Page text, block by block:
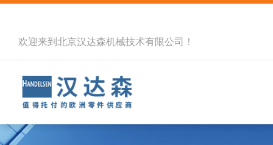
欢迎来到北京汉达森机械技术有限公司！